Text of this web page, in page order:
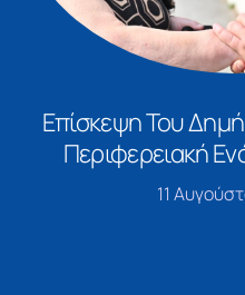
Επίσκεψη Του
Περιφερειακή
11